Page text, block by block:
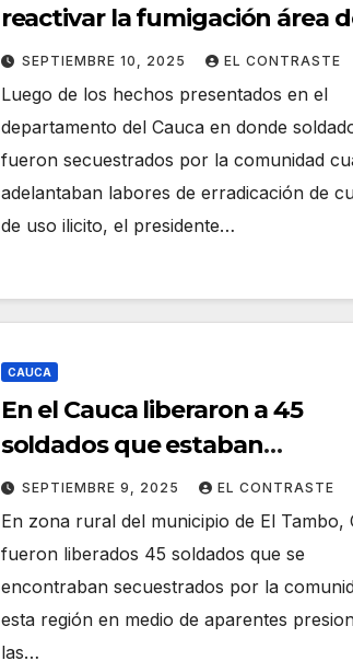
reactivar la fumigación área
cultivos de uso ilícito
SEPTIEMBRE 10, 2025 EL CONTRASTE
Luego de los hechos presentados en el
departamento del Cauca en donde
fueron secuestrados por la comunidad
adelantaban labores de erradicación de
de uso ilicito, el presidente…
CAUCA
En el Cauca liberaron a 45
soldados que estaban
secuestrados
SEPTIEMBRE 9, 2025 EL CONTRASTE
En zona rural del municipio de El Tambo,
fueron liberados 45 soldados que se
encontraban secuestrados por la
esta región en medio de aparentes
las…